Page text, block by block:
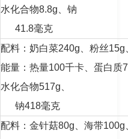
水化合物8.8g、钠
41.8毫克
配料：奶白菜240g、粉丝15g
能量：热量100千卡、蛋白质
水化合物517g、
钠418毫克
配料：金针菇80g、海带